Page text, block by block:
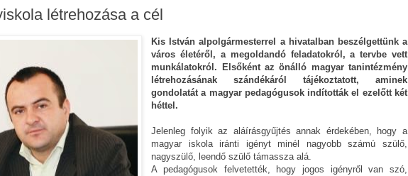
létrehozása a cél
Kis István alpolgármesterrel a hivatalban beszélgettünk a
város életéről, a megoldandó feladatokról, a tervbe vett
munkálatokról. Elsőként az önálló magyar tanintézmény
létrehozásának szándékáról tájékoztatott, aminek
gondolatát a magyar pedagógusok indították el ezelőtt két
héttel.
Jelenleg folyik az aláírásgyűjtés annak érdekében, hogy a
magyar iskola iránti igényt minél nagyobb számú szülő,
nagyszülő, leendő szülő támassza alá.
A pedagógusok felvetették, hogy jogos igényről van szó,